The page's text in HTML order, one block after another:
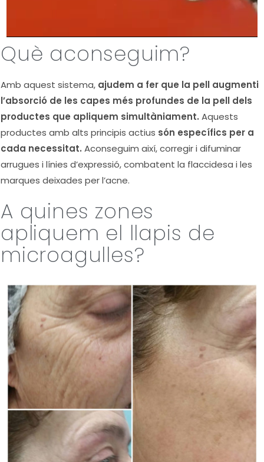
Què aconseguim?
Amb aquest sistema, ajudem a fer que la pell augmenti
l’absorció de les capes més profundes de la pell dels
productes que apliquem simultàniament. Aquests
productes amb alts principis actius són específics per a
cada necessitat. Aconseguim així, corregir i difuminar
arrugues i línies d’expressió, combatent la flaccidesa i les
marques deixades per l’acne.
A quines zones
apliquem el llapis de
microagulles?